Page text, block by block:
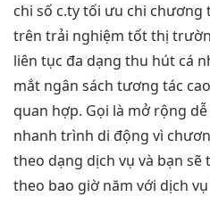
chi số c.tytối ưu chi chương
trên trải nghiệm tốtthị
liên tục đa dạng thu hút cá
mắt ngân sách tương tác cao
quan hợp. Gọi là mở rộng dễ
nhanh trình di động vì
theo dạng dịch vụ và bạn
theo bao giờ năm với dịch